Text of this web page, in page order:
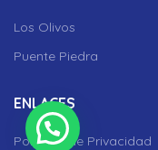
Los Olivos
Puente Piedra
ENLACES
Políticas de Privacidad